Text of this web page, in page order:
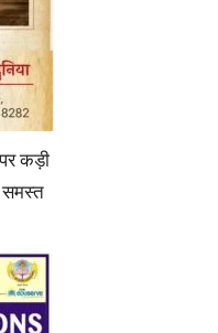
कड़ी
समस्त